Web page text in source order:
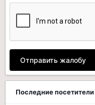
Отправить жалобу
Последние посетители